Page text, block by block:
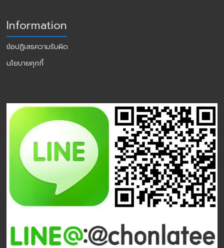
Information
ข้อปฏิเสธความรับผิด
นโยบายคุกกี้